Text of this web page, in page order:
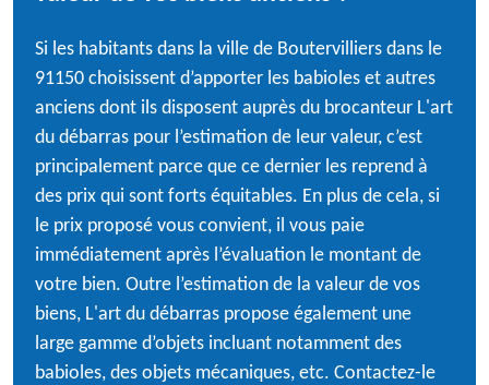
Si les habitants dans la ville de Boutervilliers dans le
91150 choisissent d’apporter les babioles et autres
anciens dont ils disposent auprès du brocanteur L'art
du débarras pour l’estimation de leur valeur, c’est
principalement parce que ce dernier les reprend à
des prix qui sont forts équitables. En plus de cela, si
le prix proposé vous convient, il vous paie
immédiatement après l’évaluation le montant de
votre bien. Outre l’estimation de la valeur de vos
biens, L'art du débarras propose également une
large gamme d’objets incluant notamment des
babioles, des objets mécaniques, etc. Contactez-le